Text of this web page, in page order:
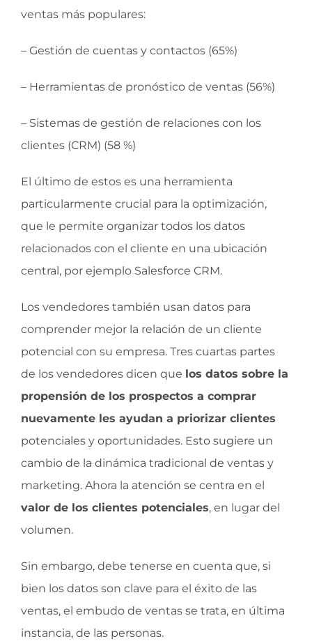
ventas más populares:
– Gestión de cuentas y contactos (65%)
– Herramientas de pronóstico de ventas (56%)
– Sistemas de gestión de relaciones con los
clientes (CRM) (58 %)
El último de estos es una herramienta
particularmente crucial para la optimización,
que le permite organizar todos los datos
relacionados con el cliente en una ubicación
central, por ejemplo Salesforce CRM.
Los vendedores también usan datos para
comprender mejor la relación de un cliente
potencial con su empresa. Tres cuartas partes
de los vendedores dicen que los datos sobre la
propensión de los prospectos a comprar
nuevamente les ayudan a priorizar clientes
potenciales y oportunidades. Esto sugiere un
cambio de la dinámica tradicional de ventas y
marketing. Ahora la atención se centra en el
valor de los clientes potenciales, en lugar del
volumen.
Sin embargo, debe tenerse en cuenta que, si
bien los datos son clave para el éxito de las
ventas, el embudo de ventas se trata, en última
instancia, de las personas.